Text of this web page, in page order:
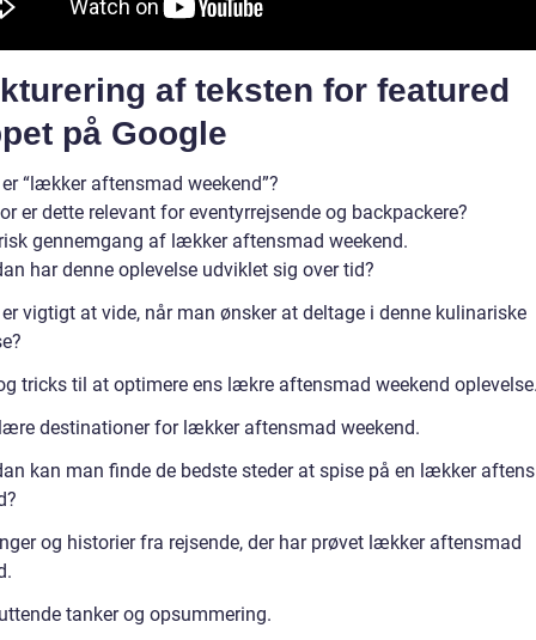
af teksten for featured
på Google
“lækker aftensmad weekend”?
er dette relevant for eventyrrejsende og backpackere?
gennemgang af lækker aftensmad weekend.
har denne oplevelse udviklet sig over tid?
vigtigt at vide, når man ønsker at deltage i denne kulinariske
tricks til at optimere ens lækre aftensmad weekend
destinationer for lækker aftensmad weekend.
kan man finde de bedste steder at spise på en lækker
og historier fra rejsende, der har prøvet lækker aftensmad
tanker og opsummering.